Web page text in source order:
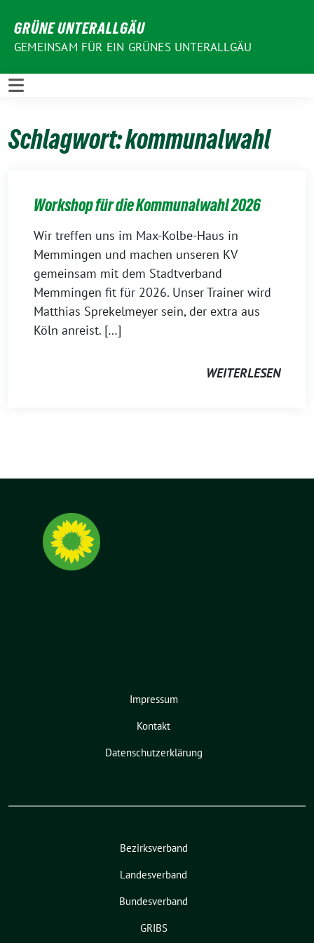
zum
Inhalt
GRÜNE UNTERALLGÄU
GEMEINSAM FÜR EIN GRÜNES UNTERALLGÄU
Schlagwort:kommunalwahl
Workshop für die Kommunalwahl 2026
Wir treffen uns im Max-Kolbe-Haus in
Memmingen und machen unseren KV
gemeinsam mit dem Stadtverband
Memmingen fit für 2026. Unser Trainer wird
Matthias Sprekelmeyer sein, der extra aus
Köln anreist. […]
WEITERLESEN
Impressum
Kontakt
Datenschutzerklärung
Bezirksverband
Landesverband
Bundesverband
GRIBS